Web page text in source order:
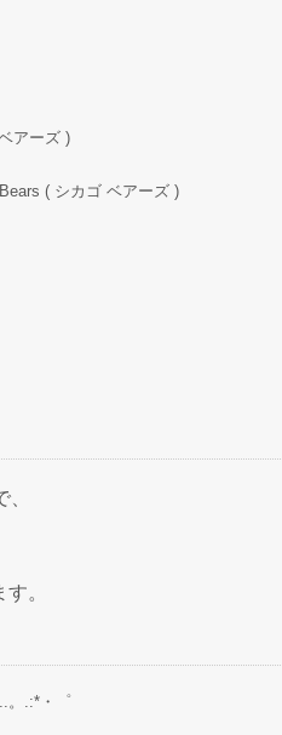
アーズ )
( シカゴ ベアーズ )
。
。.:*・゜